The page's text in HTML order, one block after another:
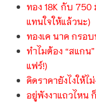
ทอง 18K กับ
แทนใจให้แล้วนะ)
ทองเค นาค กรอ
ทำไมต้อง “สแกน
แฟร์!)
คิดราคายังไงให้ไ
อยู่พังงาแถวไหน